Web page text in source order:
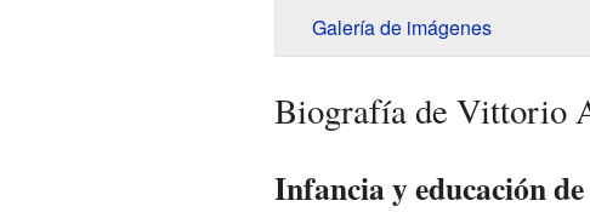
Galería de imágenes
Biografía de Vittorio
Infancia y educación